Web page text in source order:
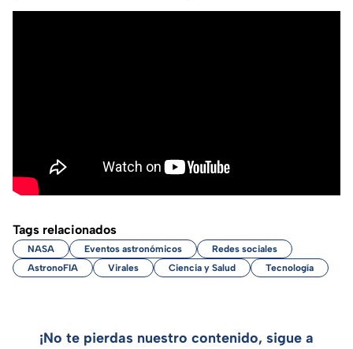
Tags relacionados
NASA Eventos astronómicos
Redes sociales
AstronoFIA
Virales Ciencia y Salud Tecnología
¡No te pierdas nuestro contenido, sigue a